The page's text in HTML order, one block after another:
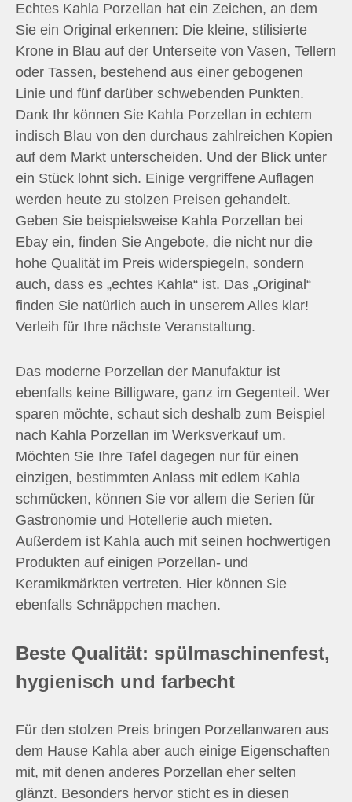
Echtes Kahla Porzellan hat ein Zeichen, an dem
Sie ein Original erkennen: Die kleine, stilisierte
Krone in Blau auf der Unterseite von Vasen, Tellern
oder Tassen, bestehend aus einer gebogenen
Linie und fünf darüber schwebenden Punkten.
Dank Ihr können Sie Kahla Porzellan in echtem
indisch Blau von den durchaus zahlreichen Kopien
auf dem Markt unterscheiden. Und der Blick unter
ein Stück lohnt sich. Einige vergriffene Auflagen
werden heute zu stolzen Preisen gehandelt.
Geben Sie beispielsweise Kahla Porzellan bei
Ebay ein, finden Sie Angebote, die nicht nur die
hohe Qualität im Preis widerspiegeln, sondern
auch, dass es „echtes Kahla“ ist. Das „Original“
finden Sie natürlich auch in unserem Alles klar!
Verleih für Ihre nächste Veranstaltung.
Das moderne Porzellan der Manufaktur ist
ebenfalls keine Billigware, ganz im Gegenteil. Wer
sparen möchte, schaut sich deshalb zum Beispiel
nach Kahla Porzellan im Werksverkauf um.
Möchten Sie Ihre Tafel dagegen nur für einen
einzigen, bestimmten Anlass mit edlem Kahla
schmücken, können Sie vor allem die Serien für
Gastronomie und Hotellerie auch mieten.
Außerdem ist Kahla auch mit seinen hochwertigen
Produkten auf einigen Porzellan- und
Keramikmärkten vertreten. Hier können Sie
ebenfalls Schnäppchen machen.
Beste Qualität: spülmaschinenfest,
hygienisch und farbecht
Für den stolzen Preis bringen Porzellanwaren aus
dem Hause Kahla aber auch einige Eigenschaften
mit, mit denen anderes Porzellan eher selten
glänzt. Besonders hervor sticht es in diesen